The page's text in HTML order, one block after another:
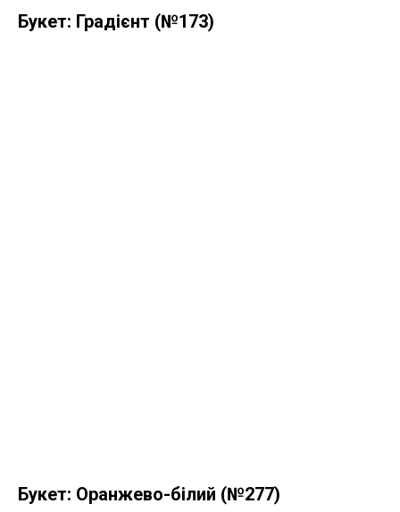
Букет: Градієнт (№173)
Букет: Оранжево-білий (№277)